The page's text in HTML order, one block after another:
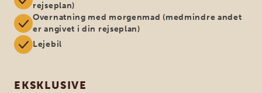
rejseplan)
Overnatning med morgenmad (medmindre andet
er angivet i din rejseplan)
Lejebil
EKSKLUSIVE